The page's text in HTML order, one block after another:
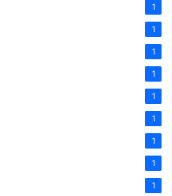
1
1
1
1
1
1
1
1
1